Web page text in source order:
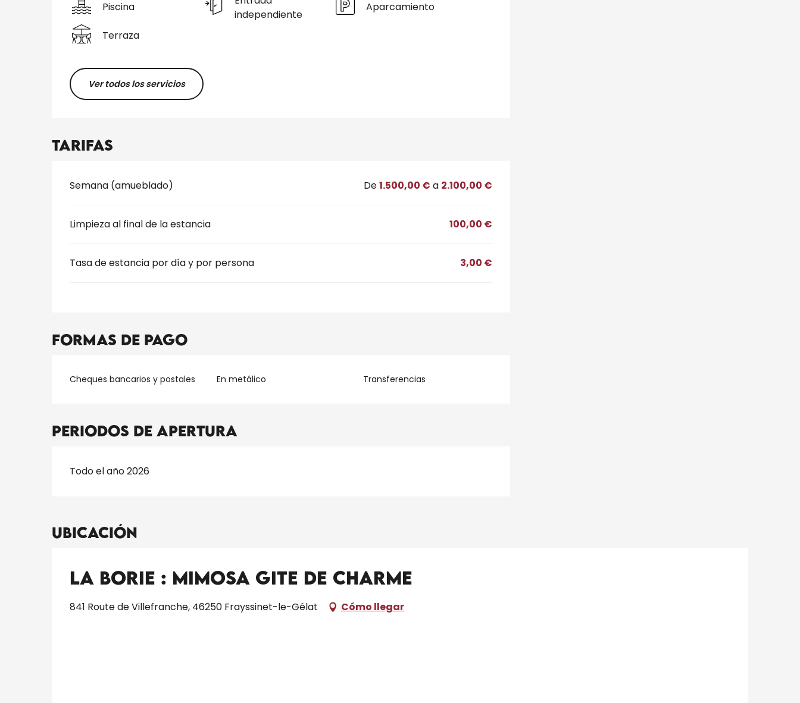
Piscina
independiente
Aparcamiento
Terraza
Ver todos los servicios
Tarifas
Tarifas 2026
Semana (amueblado) De1.500,00 € a 2.100,00 €
Limpieza al final de la estancia 100,00 €
Tasa de estancia por día y por persona 3,00 €
Formas de pago
Cheques bancarios y postales En metálico Transferencias
Periodos de apertura
Todo el año 2026
Ubicación
La Borie : Mimosa Gite de charme
841 Route de Villefranche, 46250 Frayssinet-le-Gélat Cómo llegar